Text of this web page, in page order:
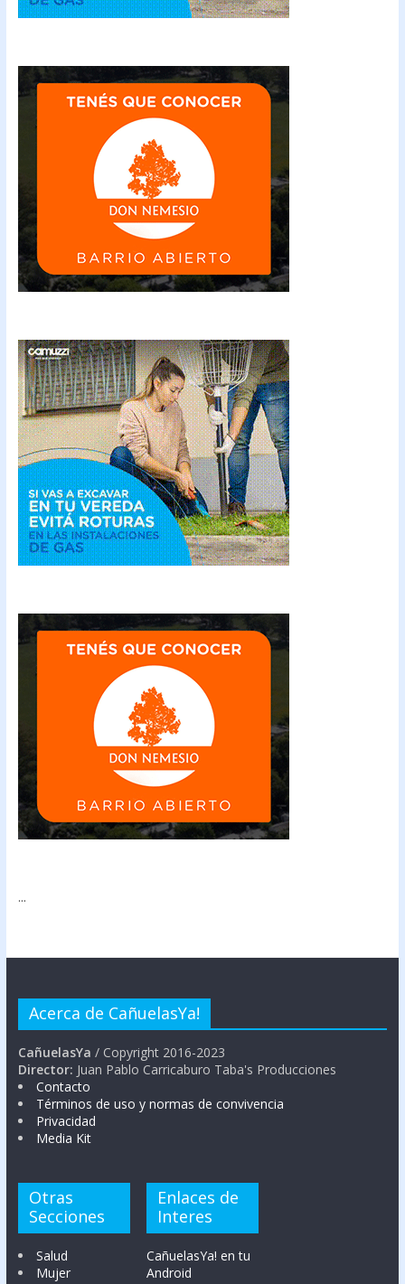
...
Acerca de CañuelasYa!
CañuelasYa / Copyright 2016-2023
Director: Juan Pablo Carricaburo Taba's Producciones
Contacto
Términos de uso y normas de convivencia
Privacidad
Media Kit
Otras
Secciones
Salud
Mujer
Enlaces de
Interes
CañuelasYa! en tu
Android